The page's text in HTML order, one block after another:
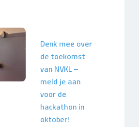
Denk mee over
de toekomst
van NVKL –
meld je aan
voor de
hackathon in
oktober!